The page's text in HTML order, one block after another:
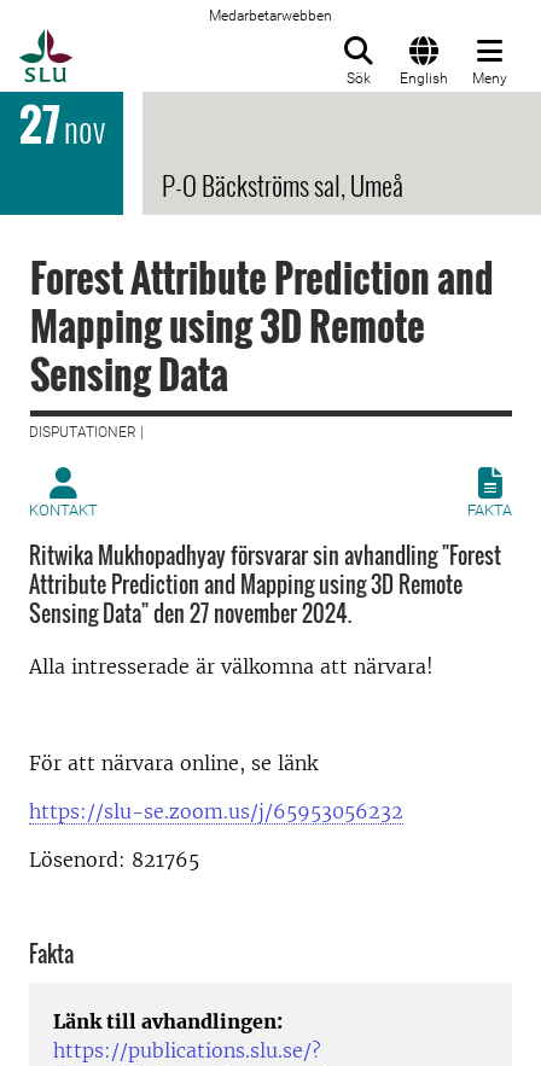
Medarbetarwebben
Sök English Meny
27nov
P-O Bäckströms sal, Umeå
Forest Attribute Prediction and
Mapping using 3D Remote
Sensing Data
DISPUTATIONER |
KONTAKT FAKTA
Ritwika Mukhopadhyay försvarar sin avhandling "Forest
Attribute Prediction and Mapping using 3D Remote
Sensing Data" den 27 november 2024.
Alla intresserade är välkomna att närvara!
För att närvara online, se länk
https://slu-se.zoom.us/j/65953056232
Lösenord: 821765
Fakta
Länk till avhandlingen:
https://publications.slu.se/?